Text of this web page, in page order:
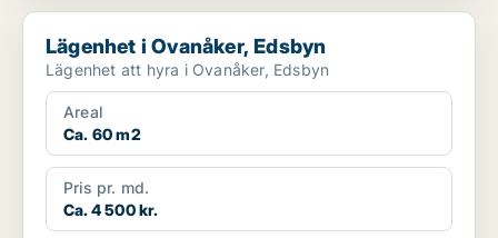
Lägenhet i Ovanåker, Edsbyn
Lägenhet i Ovanåker, Edsbyn
Lägenhet att hyra i Ovanåker, Edsbyn
Areal
Ca. 60 m2
Pris pr. md.
Ca. 4 500 kr.